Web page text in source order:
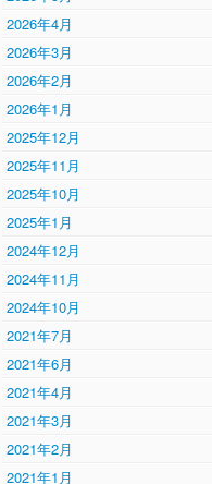
2026年4月
2026年3月
2026年2月
2026年1月
2025年12月
2025年11月
2025年10月
2025年1月
2024年12月
2024年11月
2024年10月
2021年7月
2021年6月
2021年4月
2021年3月
2021年2月
2021年1月